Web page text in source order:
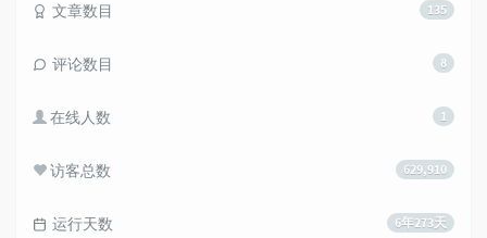
135
文章数目
8
评论数目
1
在线人数
629,910
访客总数
6年273天
运行天数